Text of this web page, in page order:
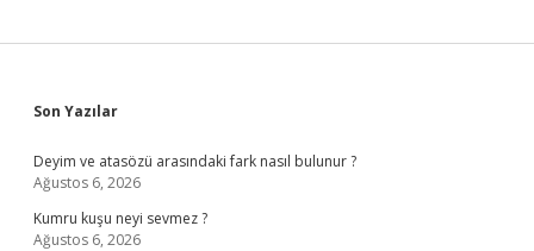
Sidebar
Son Yazılar
Deyim ve atasözü arasındaki fark nasıl bulunur ?
Ağustos 6, 2026
Kumru kuşu neyi sevmez ?
Ağustos 6, 2026